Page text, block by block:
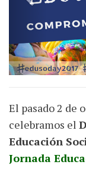
El pasado 2 de
celebramos el
Educación
Jornada